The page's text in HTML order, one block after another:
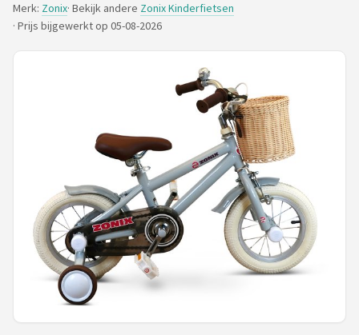
Kinderfietsen
Mountainbikes
Shop
POPULAIRE MERKEN
Basil
Volare
ABUS
Merk: Zonix· Bekijk andere Zonix Kinderfietsen
· Prijs bijgewerkt op 05-08-2026